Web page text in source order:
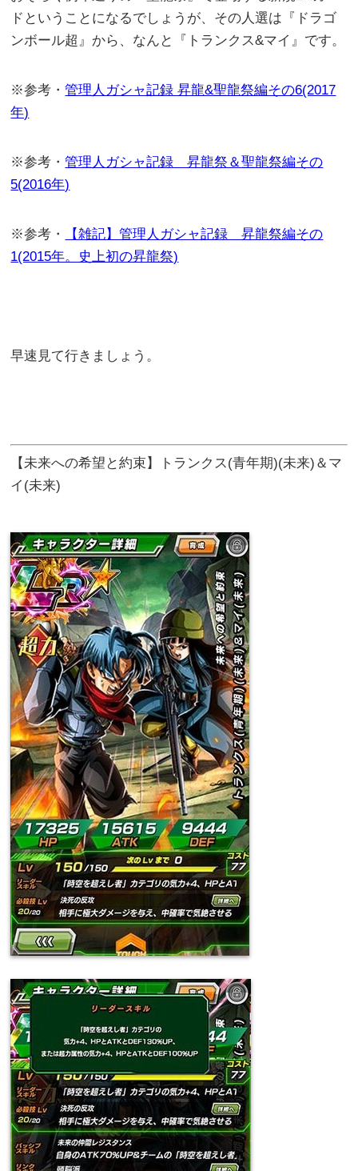
ドということになるでしょうが、その人選は『ドラゴ
ンボール超』から、なんと『トランクス&マイ』です。
※参考・管理人ガシャ記録 昇龍&聖龍祭編その6(2017
年)
※参考・管理人ガシャ記録 昇龍祭＆聖龍祭編その
5(2016年)
※参考・
【雑記】管理人ガシャ記録 昇龍祭編その
1(2015年。史上初の昇龍祭)
早速見て行きましょう。
【未来への希望と約束】トランクス(青年期)(未来)＆マ
イ(未来)